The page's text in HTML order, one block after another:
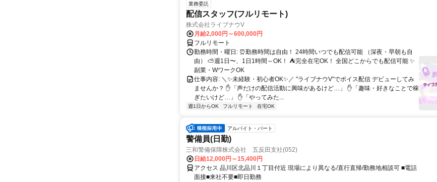
業務委託
配信スタッフ(フルリモート)
株式会社ライブナウV
月給2,000円～600,000円
フルリモート
勤務時間・曜日: ⏰勤務時間は自由！ 24時間いつでも配信可能 （深夜・早朝も自
由） ⛅週1日〜、1日1時間～OK！ ⛺完全在宅OK！ 全国どこからでも配信可能 ✨
副業・WワークOK
仕事内容: ＼✨未経験・初心者OK✨／ "ライブナウV"でボイス配信 デビューしてみ
ませんか？ ✋「声だけの配信活動に興味があるけど…」 ✋「趣味・好きなことで稼
ぎたいけど…」 ✋「やってみた...
週1日からOK フルリモート 在宅OK
アルバイト・パート
警備員(日勤)
三和警備保障株式会社 五反田支社(052)
日給12,000円～15,400円
アクセス 品川区北品川１丁目付近 現場により異なる/直行直帰/勤務地相談可 ■電話
面接■来社不要■即日勤務